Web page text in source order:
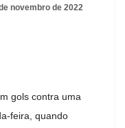
novembro de 2022
gols contra uma
feira, quando